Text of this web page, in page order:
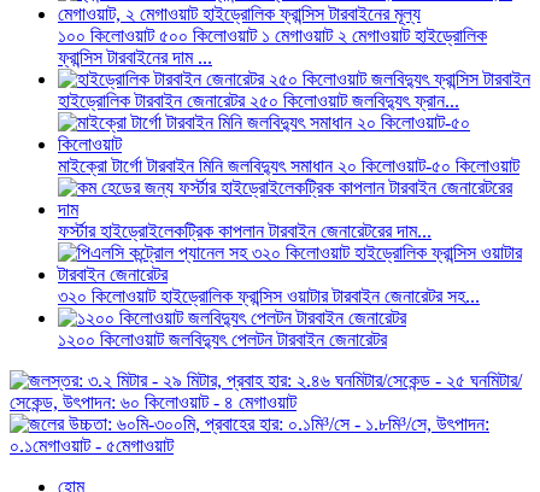
১০০ কিলোওয়াট ৫০০ কিলোওয়াট ১ মেগাওয়াট ২ মেগাওয়াট হাইড্রোলিক
ফ্রান্সিস টারবাইনের দাম ...
হাইড্রোলিক টারবাইন জেনারেটর ২৫০ কিলোওয়াট জলবিদ্যুৎ ফ্রান...
মাইক্রো টার্গো টারবাইন মিনি জলবিদ্যুৎ সমাধান ২০ কিলোওয়াট-৫০ কিলোওয়াট
ফর্স্টার হাইড্রোইলেকট্রিক কাপলান টারবাইন জেনারেটরের দাম...
৩২০ কিলোওয়াট হাইড্রোলিক ফ্রান্সিস ওয়াটার টারবাইন জেনারেটর সহ...
১২০০ কিলোওয়াট জলবিদ্যুৎ পেলটন টারবাইন জেনারেটর
হোম